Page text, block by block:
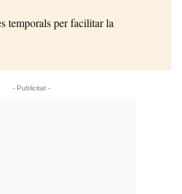
temporals per facilitar la
- Publicitat -